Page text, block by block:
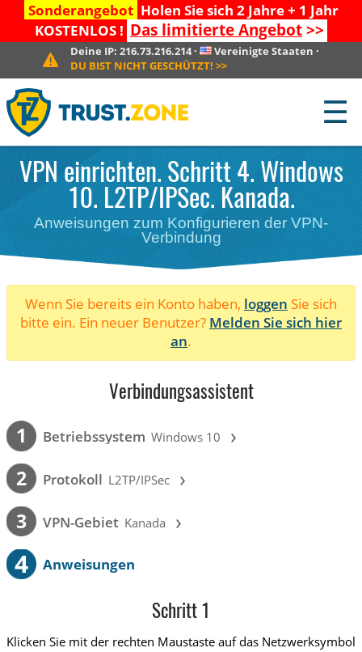
Sonderangebot Holen Sie sich 2 Jahre + 1 Jahr
KOSTENLOS ! Das limitierte Angebot>>
Deine IP: 216.73.216.214· Vereinigte Staaten ·
DU BIST NICHT GESCHÜTZT! >>
☰
VPN einrichten. Schritt 4. Windows
10. L2TP/IPSec. Kanada.
Anweisungen zum Konfigurieren der VPN-
Verbindung
Wenn Sie bereits ein Konto haben, loggen Sie sich
bitte ein. Ein neuer Benutzer? Melden Sie sich hier
an.
Verbindungsassistent
1 Betriebssystem Windows 10 ›
2 Protokoll L2TP/IPSec ›
3 VPN-Gebiet Kanada ›
4 Anweisungen
Schritt 1
Klicken Sie mit der rechten Maustaste auf das Netzwerksymbol